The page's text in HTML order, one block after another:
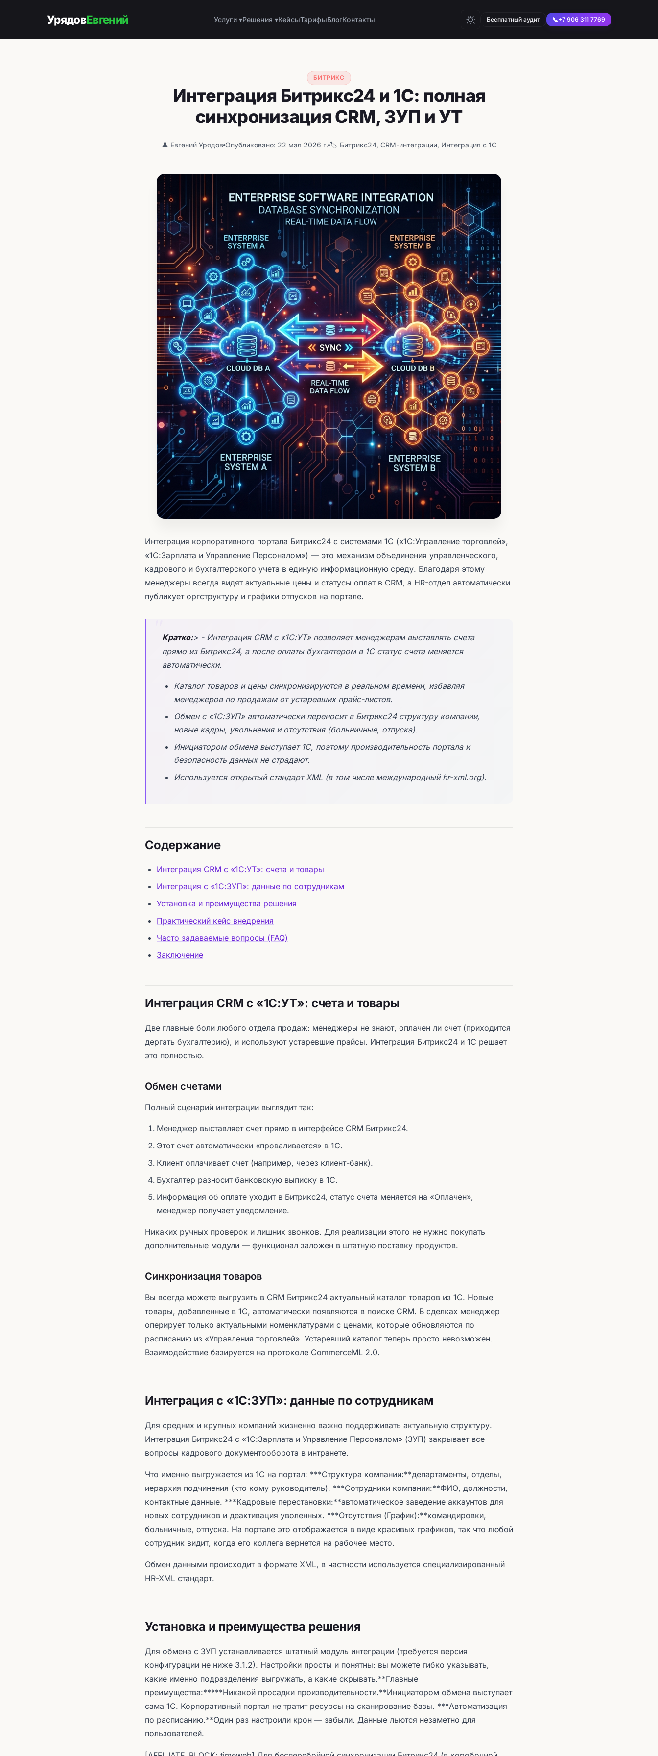
УрядовЕвгений Услуги ▾Решения ▾КейсыТарифыБлогКонтакты Бесплатный аудит 📞+7 906 311 7769
БИТРИКС
Интеграция Битрикс24 и 1С: полная
синхронизация CRM, ЗУП и УТ
👤 Евгений Урядов Опубликовано: 22 мая 2026 г. 🏷️ Битрикс24, CRM-интеграции, Интеграция с 1С
Интеграция корпоративного портала Битрикс24 с системами 1С («1С:Управление торговлей»,
«1С:Зарплата и Управление Персоналом») — это механизм объединения управленческого,
кадрового и бухгалтерского учета в единую информационную среду. Благодаря этому
менеджеры всегда видят актуальные цены и статусы оплат в CRM, а HR-отдел автоматически
публикует оргструктуру и графики отпусков на портале.
Кратко:> - Интеграция CRM с «1С:УТ» позволяет менеджерам выставлять счета
прямо из Битрикс24, а после оплаты бухгалтером в 1С статус счета меняется
автоматически.
Каталог товаров и цены синхронизируются в реальном времени, избавляя
менеджеров по продажам от устаревших прайс-листов.
Обмен с «1С:ЗУП» автоматически переносит в Битрикс24 структуру компании,
новые кадры, увольнения и отсутствия (больничные, отпуска).
Инициатором обмена выступает 1С, поэтому производительность портала и
безопасность данных не страдают.
Используется открытый стандарт XML (в том числе международный hr-xml.org).
Содержание
Интеграция CRM с «1С:УТ»: счета и товары
Интеграция с «1С:ЗУП»: данные по сотрудникам
Установка и преимущества решения
Практический кейс внедрения
Часто задаваемые вопросы (FAQ)
Заключение
Интеграция CRM с «1С:УТ»: счета и товары
Две главные боли любого отдела продаж: менеджеры не знают, оплачен ли счет (приходится
дергать бухгалтерию), и используют устаревшие прайсы. Интеграция Битрикс24 и 1С решает
это полностью.
Обмен счетами
Полный сценарий интеграции выглядит так:
Менеджер выставляет счет прямо в интерфейсе CRM Битрикс24.
Этот счет автоматически «проваливается» в 1С.
Клиент оплачивает счет (например, через клиент-банк).
Бухгалтер разносит банковскую выписку в 1С.
Информация об оплате уходит в Битрикс24, статус счета меняется на «Оплачен»,
менеджер получает уведомление.
Никаких ручных проверок и лишних звонков. Для реализации этого не нужно покупать
дополнительные модули — функционал заложен в штатную поставку продуктов.
Синхронизация товаров
Вы всегда можете выгрузить в CRM Битрикс24 актуальный каталог товаров из 1С. Новые
товары, добавленные в 1С, автоматически появляются в поиске CRM. В сделках менеджер
оперирует только актуальными номенклатурами с ценами, которые обновляются по
расписанию из «Управления торговлей». Устаревший каталог теперь просто невозможен.
Взаимодействие базируется на протоколе CommerceML 2.0.
Интеграция с «1С:ЗУП»: данные по сотрудникам
Для средних и крупных компаний жизненно важно поддерживать актуальную структуру.
Интеграция Битрикс24 с «1С:Зарплата и Управление Персоналом» (ЗУП) закрывает все
вопросы кадрового документооборота в интранете.
Что именно выгружается из 1С на портал: ***Структура компании:**департаменты, отделы,
иерархия подчинения (кто кому руководитель). ***Сотрудники компании:**ФИО, должности,
контактные данные. ***Кадровые перестановки:**автоматическое заведение аккаунтов для
новых сотрудников и деактивация уволенных. ***Отсутствия (График):**командировки,
больничные, отпуска. На портале это отображается в виде красивых графиков, так что любой
сотрудник видит, когда его коллега вернется на рабочее место.
Обмен данными происходит в формате XML, в частности используется специализированный
HR-XML стандарт.
Установка и преимущества решения
Для обмена с ЗУП устанавливается штатный модуль интеграции (требуется версия
конфигурации не ниже 3.1.2). Настройки просты и понятны: вы можете гибко указывать,
какие именно подразделения выгружать, а какие скрывать.**Главные
преимущества:*****Никакой просадки производительности.**Инициатором обмена выступает
сама 1С. Корпоративный портал не тратит ресурсы на сканирование базы. ***Автоматизация
по расписанию.**Один раз настроили крон — забыли. Данные льются незаметно для
пользователей.